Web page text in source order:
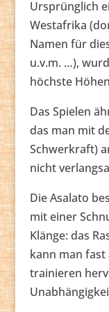
Ursprünglich
Westafrika
Namen für
u.v.m. …),
höchste
Das Spielen
das man mit
Schwerkraft)
nicht
Die Asalato
mit einer
Klänge: das
kann man fast
trainieren